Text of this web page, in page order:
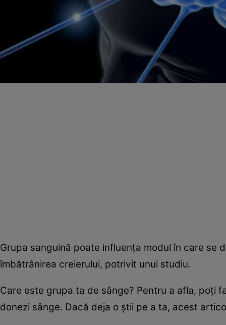
Grupa sanguină poate influența modul în care se
îmbătrânirea creierului, potrivit unui studiu.
Care este grupa ta de sânge? Pentru a afla, poți
donezi sânge. Dacă deja o știi pe a ta, acest